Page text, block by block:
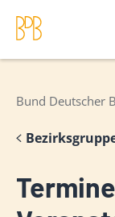
Bund Deutscher